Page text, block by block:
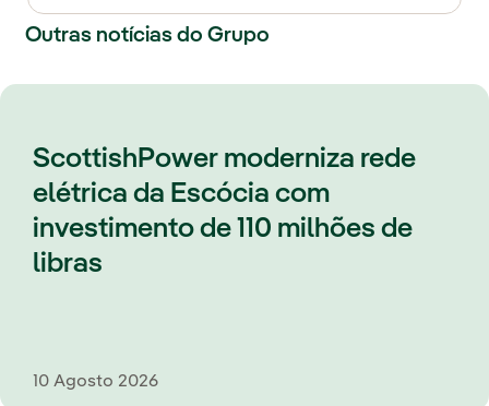
Outras notícias do Grupo
ScottishPower moderniza rede
elétrica da Escócia com
investimento de 110 milhões de
libras
10 Agosto 2026